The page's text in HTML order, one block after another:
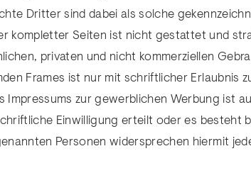
Dritter sind dabei als solche
kompletter Seiten ist nicht gestattet und
privaten und nicht kommerziellen
Frames ist nur mit schriftlicher Erlaubnis
Impressums zur gewerblichen Werbung ist
Einwilligung erteilt oder es besteht
Personen widersprechen hiermit